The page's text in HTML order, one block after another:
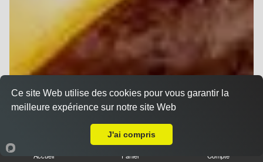
Accueil Panier Compte
Ce site Web utilise des cookies pour vous garantir la
meilleure expérience sur notre site Web
J'ai compris